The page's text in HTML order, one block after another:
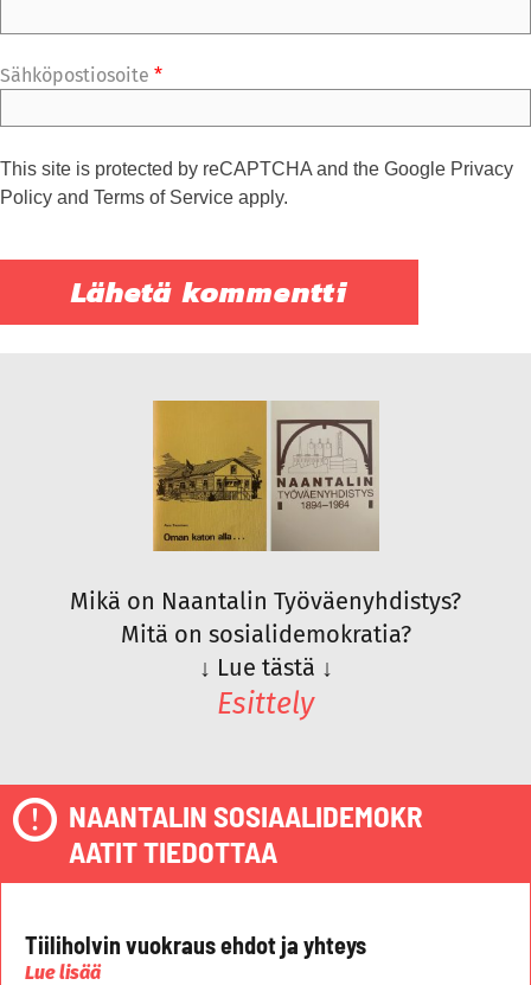
Sähköpostiosoite *
This site is protected by reCAPTCHA and the Google Privacy
Policy and Terms of Service apply.
Mikä on Naantalin Työväenyhdistys?
Mitä on sosialidemokratia?
↓ Lue tästä ↓
Esittely
NAANTALIN SOSIAALIDEMOKR
AATIT TIEDOTTAA
Tiiliholvin vuokraus ehdot ja yhteys
Lue lisää